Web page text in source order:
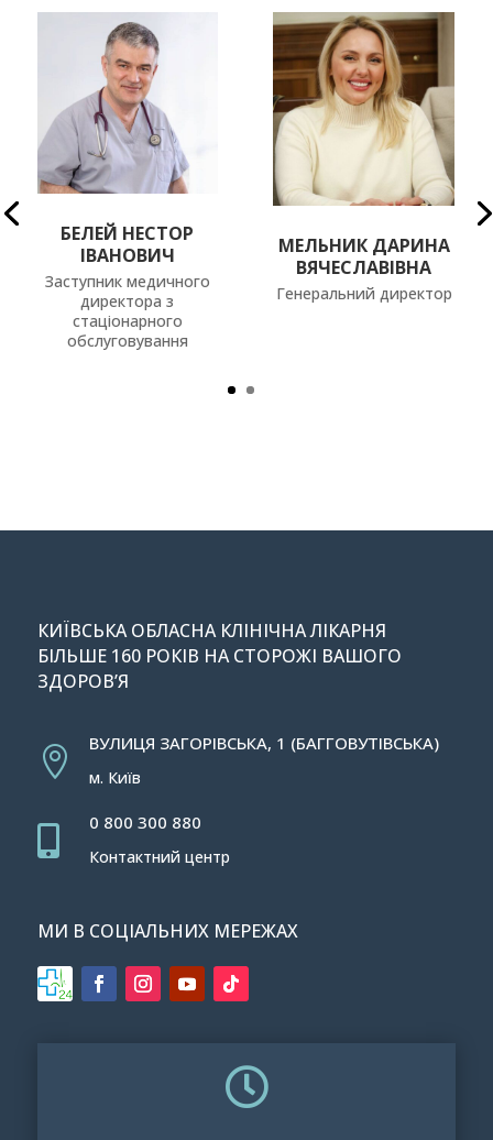
БЕЛЕЙ НЕСТОР
ІВАНОВИЧ
Заступник медичного
директора з
стаціонарного
обслуговування
МЕЛЬНИК ДАРИНА
ВЯЧЕСЛАВІВНА
Генеральний директор
КИЇВСЬКА ОБЛАСНА КЛІНІЧНА ЛІКАРНЯ
БІЛЬШЕ 160 РОКІВ НА СТОРОЖІ ВАШОГО
ЗДОРОВ’Я

ВУЛИЦЯ ЗАГОРІВСЬКА, 1 (БАГГОВУТІВСЬКА)
м. Київ

0 800 300 880
Контактний центр
МИ В СОЦІАЛЬНИХ МЕРЕЖАХ
